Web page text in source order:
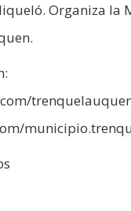
Organiza la